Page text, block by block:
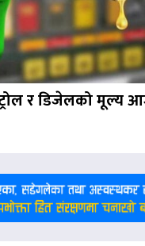
र डिजेलको मूल्य